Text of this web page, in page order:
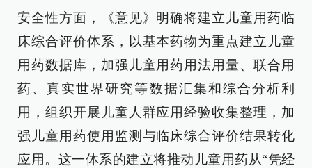
安全性方面，《意见》明确将建立儿童用药临
床综合评价体系，以基本药物为重点建立儿童
用药数据库，加强儿童用药用法用量、联合用
药、真实世界研究等数据汇集和综合分析利
用，组织开展儿童人群应用经验收集整理，加
强儿童用药使用监测与临床综合评价结果转化
应用。这一体系的建立将推动儿童用药从“凭经